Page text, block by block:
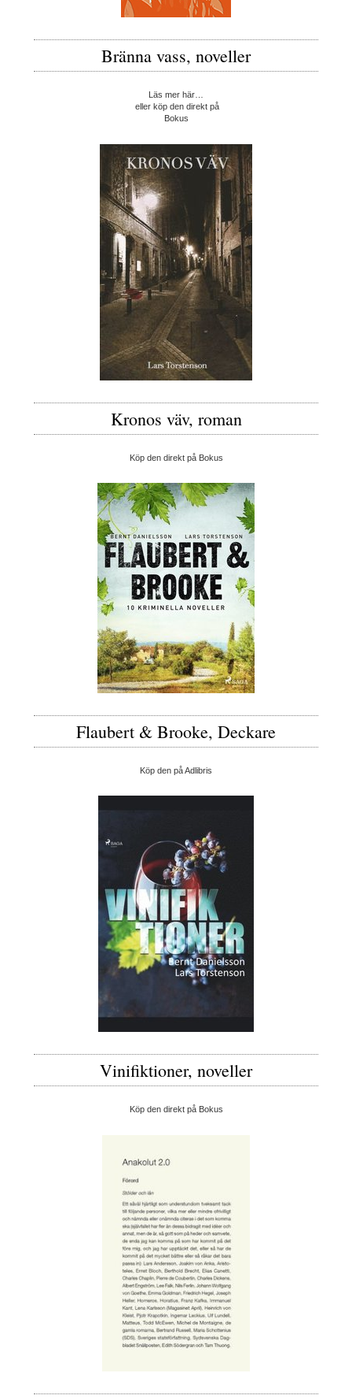
Bränna vass, noveller
Läs mer här…
eller köp den direkt på
Bokus
Kronos väv, roman
Köp den direkt på Bokus
Flaubert & Brooke, Deckare
Köp den på Adlibris
Vinifiktioner, noveller
Köp den direkt på Bokus